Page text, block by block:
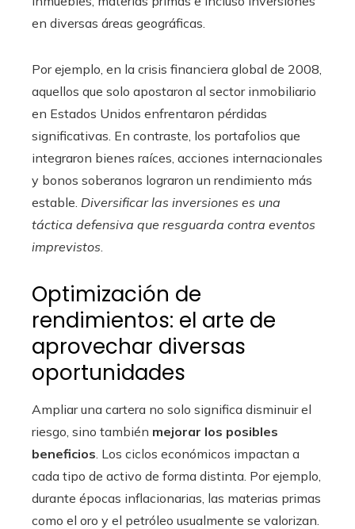
en diversas áreas geográficas.
Por ejemplo, en la crisis financiera global de 2008,
aquellos que solo apostaron al sector inmobiliario
en Estados Unidos enfrentaron pérdidas
significativas. En contraste, los portafolios que
integraron bienes raíces, acciones internacionales
y bonos soberanos lograron un rendimiento más
estable. Diversificar las inversiones es una
táctica defensiva que resguarda contra eventos
imprevistos.
Optimización de
rendimientos: el arte de
aprovechar diversas
oportunidades
Ampliar una cartera no solo significa disminuir el
riesgo, sino también mejorar los posibles
beneficios. Los ciclos económicos impactan a
cada tipo de activo de forma distinta. Por ejemplo,
durante épocas inflacionarias, las materias primas
como el oro y el petróleo usualmente se valorizan.